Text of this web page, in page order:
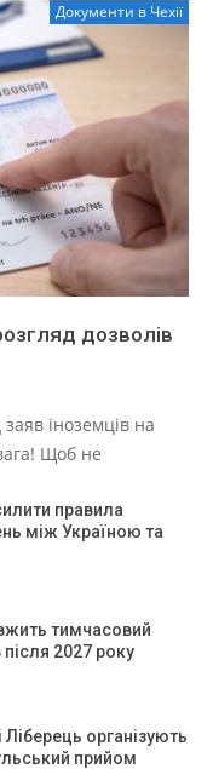
Документи в Чехії
дозволів
іноземців на
Щоб не
правила
між Україною та
тимчасовий
після 2027 року
Ліберець організують
прийом